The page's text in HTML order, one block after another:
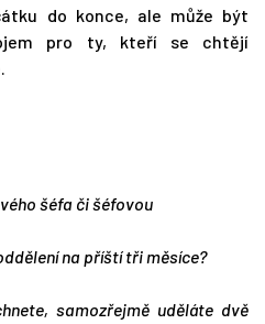
do konce, ale může být
pro ty, kteří se chtějí
šéfa či šéfovou
na příští tři měsíce?
samozřejmě uděláte dvě